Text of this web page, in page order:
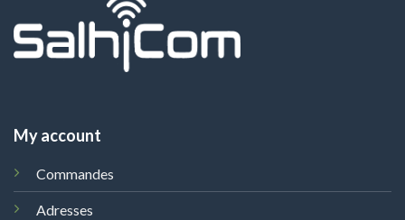
My account
Commandes
Adresses